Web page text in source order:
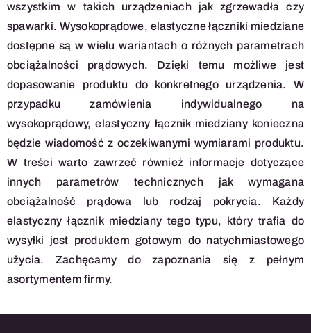
wszystkim w takich urządzeniach jak zgrzewadła czy
spawarki. Wysokoprądowe, elastyczne łączniki miedziane
dostępne są w wielu wariantach o różnych parametrach
obciążalności prądowych. Dzięki temu możliwe jest
dopasowanie produktu do konkretnego urządzenia. W
przypadku zamówienia indywidualnego na
wysokoprądowy, elastyczny łącznik miedziany konieczna
będzie wiadomość z oczekiwanymi wymiarami produktu.
W treści warto zawrzeć również informacje dotyczące
innych parametrów technicznych jak wymagana
obciążalność prądowa lub rodzaj pokrycia. Każdy
elastyczny łącznik miedziany tego typu, który trafia do
wysyłki jest produktem gotowym do natychmiastowego
użycia. Zachęcamy do zapoznania się z pełnym
asortymentem firmy.